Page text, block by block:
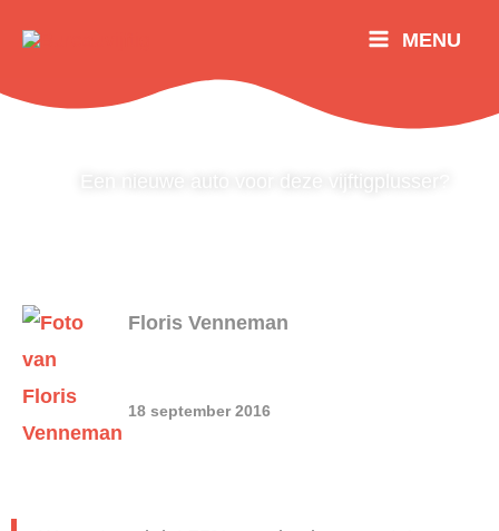
naar
de
MENU
Een nieuwe auto voor deze vijftigplusser?
Floris Venneman
18 september 2016